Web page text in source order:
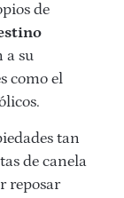
de
a su
como el
tan
de canela
reposar